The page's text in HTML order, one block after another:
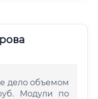
дело объемом
Модули по